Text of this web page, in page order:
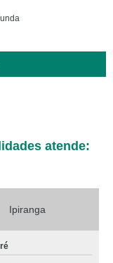
atende:
Ipiranga